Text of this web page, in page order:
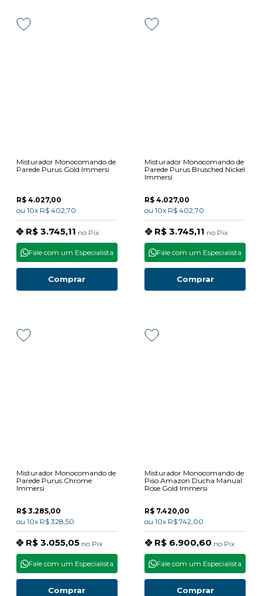
Misturador Monocomando de
Parede Purus Gold Immersi
R$ 4.027,00
ou 10x R$ 402,70
R$ 3.745,11 no Pix
Comprar
Fale com um Especialista
Misturador Monocomando de
Parede Purus Brusched Nickel
Immersi
R$ 4.027,00
ou 10x R$ 402,70
R$ 3.745,11 no Pix
Comprar
Fale com um Especialista
Misturador Monocomando de
Parede Purus Chrome
Immersi
R$ 3.285,00
ou 10x R$ 328,50
R$ 3.055,05 no Pix
Comprar
Fale com um Especialista
Misturador Monocomando de
Piso Amazon Ducha Manual
Rose Gold Immersi
R$ 7.420,00
ou 10x R$ 742,00
R$ 6.900,60 no Pix
Comprar
Fale com um Especialista